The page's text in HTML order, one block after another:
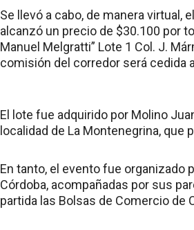
Se llevó a cabo, de manera virtual,
alcanzó un precio de $30.100 por
Manuel Melgratti” Lote 1 Col. J.
comisión del corredor será cedida
El lote fue adquirido por Molino
localidad de La Montenegrina, que
En tanto, el evento fue organizado
Córdoba, acompañadas por sus
partida las Bolsas de Comercio de